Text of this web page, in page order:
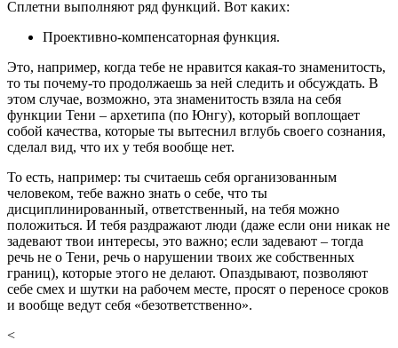
Сплетни выполняют ряд функций. Вот каких:
Проективно-компенсаторная функция.
Это, например, когда тебе не нравится какая-то знаменитость,
то ты почему-то продолжаешь за ней следить и обсуждать. В
этом случае, возможно, эта знаменитость взяла на себя
функции Тени ‒ архетипа (по Юнгу), который воплощает
собой качества, которые ты вытеснил вглубь своего сознания,
сделал вид, что их у тебя вообще нет.
То есть, например: ты считаешь себя организованным
человеком, тебе важно знать о себе, что ты
дисциплинированный, ответственный, на тебя можно
положиться. И тебя раздражают люди (даже если они никак не
задевают твои интересы, это важно; если задевают ‒ тогда
речь не о Тени, речь о нарушении твоих же собственных
границ), которые этого не делают. Опаздывают, позволяют
себе смех и шутки на рабочем месте, просят о переносе сроков
и вообще ведут себя «безответственно».
<